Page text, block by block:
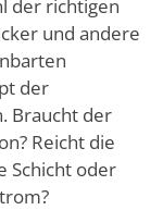
der richtigen
und andere
der
Braucht der
Reicht die
Schicht oder